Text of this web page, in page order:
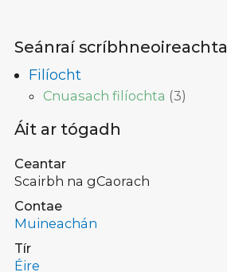
Seánraí scríbhneoireachta
Filíocht
Cnuasach filíochta (3)
Áit ar tógadh
Ceantar
Scairbh na gCaorach
Contae
Muineachán
Tír
Éire